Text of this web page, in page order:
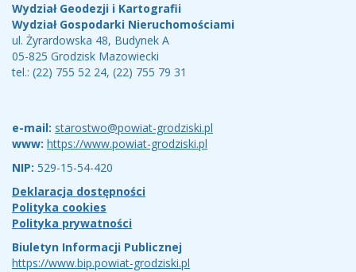
Wydział Geodezji i Kartografii
Wydział Gospodarki Nieruchomościami
ul. Żyrardowska 48, Budynek A
05-825 Grodzisk Mazowiecki
tel.: (22) 755 52 24, (22) 755 79 31
e-mail: starostwo@powiat-grodziski.pl
www: https://www.powiat-grodziski.pl
NIP: 529-15-54-420
Deklaracja dostępności
Polityka cookies
Polityka prywatności
Biuletyn Informacji Publicznej
https://www.bip.powiat-grodziski.pl